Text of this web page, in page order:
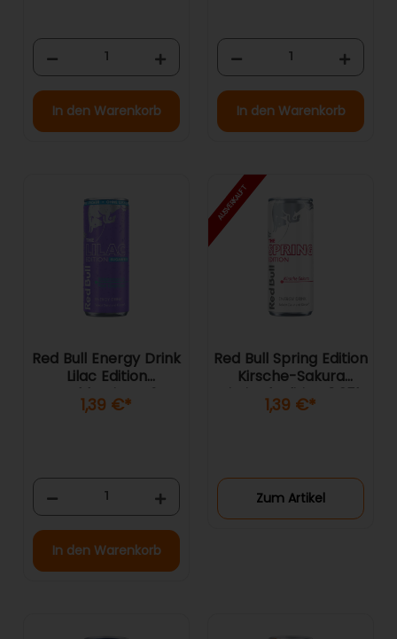
In den Warenkorb In den Warenkorb
Red Bull Energy Drink
Lilac Edition
Waldmeister &
Grapefruit Sugarfree
1,39 €*
In den Warenkorb
AUSVERKAUFT
Red Bull Spring Edition
Kirsche-Sakura
Limited Edition 0,25l
1,39 €*
Zum Artikel